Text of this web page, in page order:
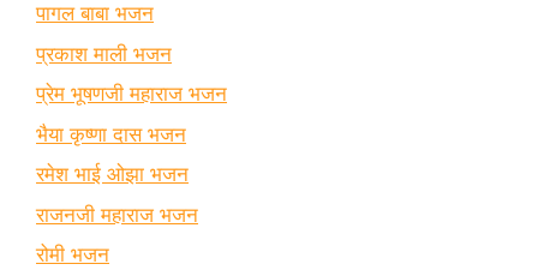
पागल बाबा भजन
प्रकाश माली भजन
प्रेम भूषणजी महाराज भजन
भैया कृष्णा दास भजन
रमेश भाई ओझा भजन
राजनजी महाराज भजन
रोमी भजन